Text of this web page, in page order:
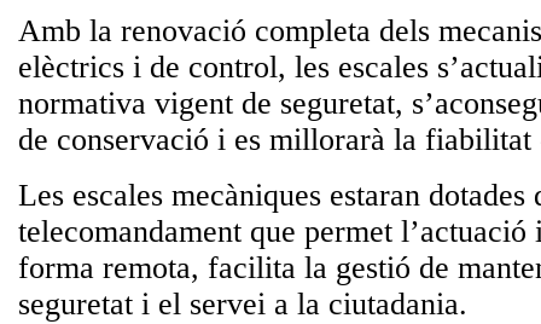
Amb la renovació completa dels
elèctrics i de control, les escales
normativa vigent de seguretat,
de conservació i es millorarà la fiabilitat
Les escales mecàniques estaran dotades
telecomandament que permet
forma remota, facilita la gestió de
seguretat i el servei a la ciutadania.